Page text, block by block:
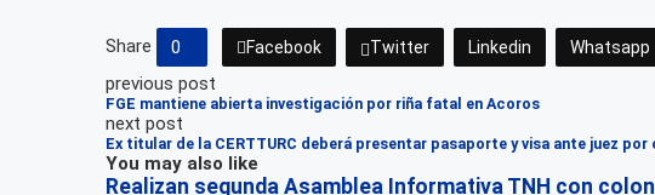
Share 0 Facebook Twitter Linkedin Whatsapp
previous post
FGE mantiene abierta investigación por riña fatal en Acoros
next post
Ex titular de la CERTTURC deberá presentar pasaporte y visa ante juez por
You may also like
Realizan segunda Asamblea Informativa TNH con